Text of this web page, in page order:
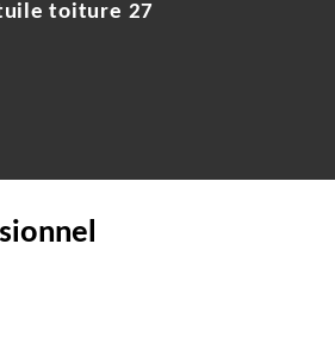
toiture 27